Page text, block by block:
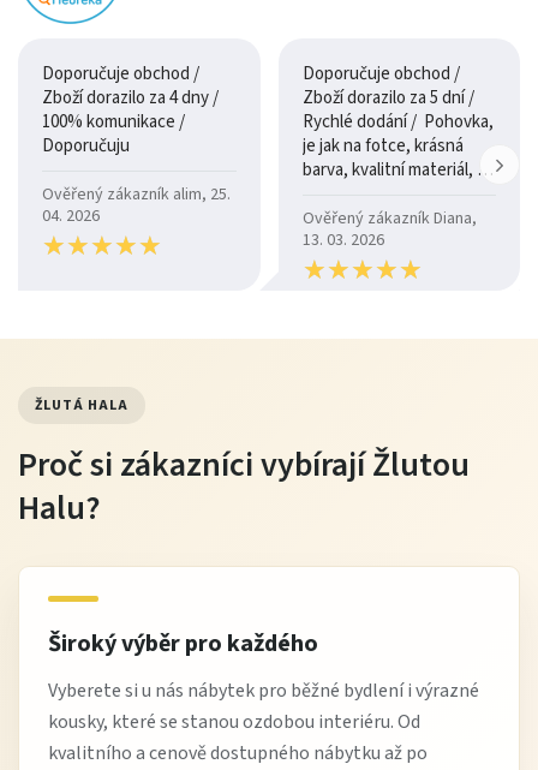
Doporučuje obchod /
Zboží dorazilo za 4 dny /
100% komunikace /
Doporučuju
Ověřený zákazník alim, 25.
04. 2026
★★★★★
★★★★★
Doporučuje obchod /
Zboží dorazilo za 5 dní /
Rychlé dodání / Pohovka,
je jak na fotce, krásná
barva, kvalitní materiál, a
Ověřený zákazník Diana,
13. 03. 2026
★★★★★
★★★★★
ŽLUTÁ HALA
Proč si zákazníci vybírají Žlutou
Halu?
Široký výběr pro každého
Vyberete si u nás nábytek pro běžné bydlení i výrazné
kousky, které se stanou ozdobou interiéru. Od
kvalitního a cenově dostupného nábytku až po